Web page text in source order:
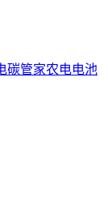
碳管家农电电池